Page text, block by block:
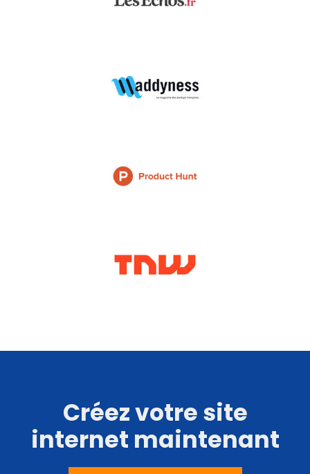
Créez votre site
internet maintenant